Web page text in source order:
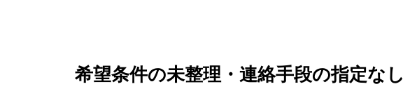
希望条件の未整理・連絡手段の指定なし